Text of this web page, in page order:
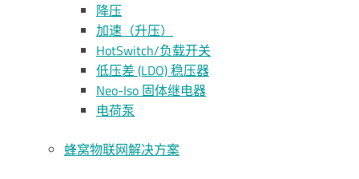
降压
加速（升压）
HotSwitch/负载开关
低压差 (LDO) 稳压器
Neo-Iso 固体继电器
电荷泵
蜂窝物联网解决方案